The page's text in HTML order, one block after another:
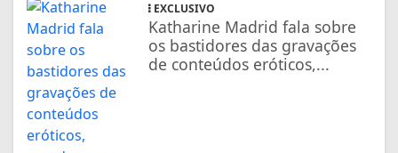
EXCLUSIVO
Katharine Madrid fala sobre
os bastidores das gravações
de conteúdos eróticos,...